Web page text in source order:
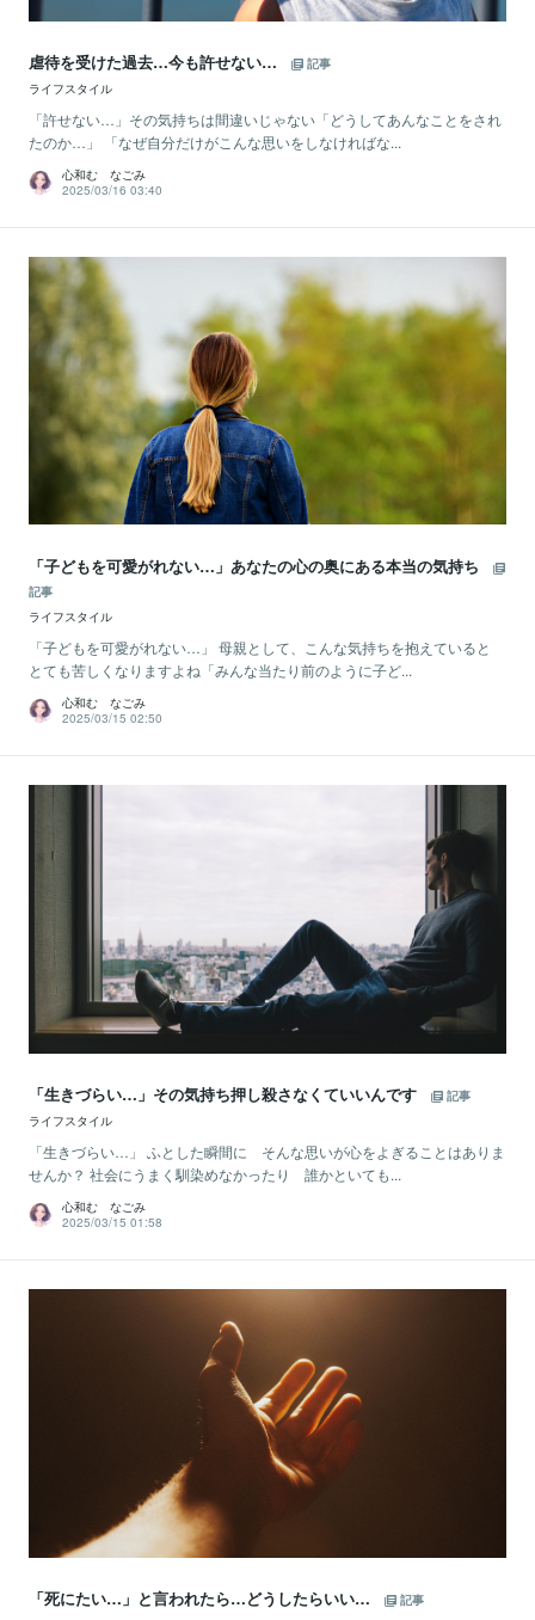
虐待を受けた過去…今も許せない…
記事
ライフスタイル
「許せない…」その気持ちは間違いじゃない「どうしてあんなことをされ
たのか…」 「なぜ自分だけがこんな思いをしなければな...
心和む なごみ
2025/03/16 03:40
「子どもを可愛がれない…」あなたの心の奥にある本当の気持ち
記事
ライフスタイル
「子どもを可愛がれない…」 母親として、こんな気持ちを抱えていると
とても苦しくなりますよね「みんな当たり前のように子ど...
心和む なごみ
2025/03/15 02:50
「生きづらい…」その気持ち押し殺さなくていいんです
記事
ライフスタイル
「生きづらい…」 ふとした瞬間に そんな思いが心をよぎることはありま
せんか？ 社会にうまく馴染めなかったり 誰かといても...
心和む なごみ
2025/03/15 01:58
「死にたい…」と言われたら…どうしたらいい…
記事